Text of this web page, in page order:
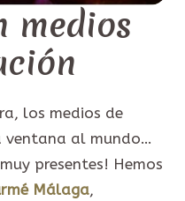
medios
los medios de
ventana al mundo…
presentes! Hemos
Málaga,